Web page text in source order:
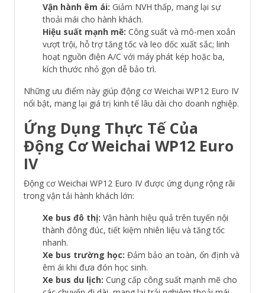
Vận hành êm ái: Giảm NVH thấp, mang lại sự
thoải mái cho hành khách.
Hiệu suất mạnh mẽ: Công suất và mô-men xoắn
vượt trội, hỗ trợ tăng tốc và leo dốc xuất sắc; linh
hoạt nguồn điện A/C với máy phát kép hoặc ba,
kích thước nhỏ gọn dễ bảo trì.
Những ưu điểm này giúp động cơ Weichai WP12 Euro IV
nổi bật, mang lại giá trị kinh tế lâu dài cho doanh nghiệp.
Ứng Dụng Thực Tế Của
Động Cơ Weichai WP12 Euro
IV
Động cơ Weichai WP12 Euro IV được ứng dụng rộng rãi
trong vận tải hành khách lớn:
Xe bus đô thị: Vận hành hiệu quả trên tuyến nội
thành đông đúc, tiết kiệm nhiên liệu và tăng tốc
nhanh.
Xe bus trường học: Đảm bảo an toàn, ổn định và
êm ái khi đưa đón học sinh.
Xe bus du lịch: Cung cấp công suất mạnh mẽ cho